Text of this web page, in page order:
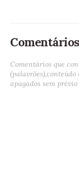
Comentários
Comentários que
apagados sem prévio